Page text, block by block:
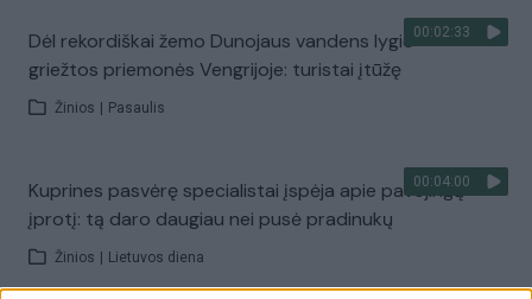
00:02:33
Dėl rekordiškai žemo Dunojaus vandens lygio –
griežtos priemonės Vengrijoje: turistai įtūžę
Žinios Pasaulis
00:04:00
Kuprines pasvėrę specialistai įspėja apie pavojingą
įprotį: tą daro daugiau nei pusė pradinukų
Žinios Lietuvos diena